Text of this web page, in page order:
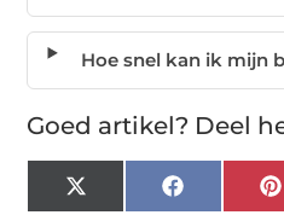
Hoe snel kan ik mijn
Goed artikel? Deel
X Facebook